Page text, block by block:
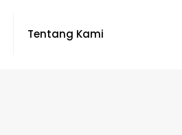
Tentang Kami